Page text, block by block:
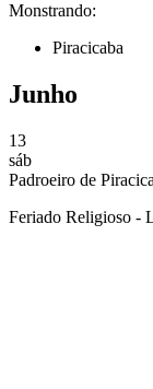
Monstrando:
Piracicaba
Junho
13
sáb
Padroeiro de
Feriado Religioso -